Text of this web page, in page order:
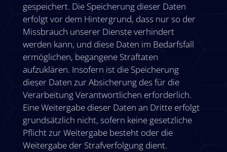
gespeichert. Die Speicherung dieser Daten
erfolgt vor dem Hintergrund, dass nur so der
Missbrauch unserer Dienste verhindert
werden kann, und diese Daten im Bedarfsfall
ermöglichen, begangene Straftaten
aufzuklären. Insofern ist die Speicherung
dieser Daten zur Absicherung des für die
Verarbeitung Verantwortlichen erforderlich.
Eine Weitergabe dieser Daten an Dritte erfolgt
grundsätzlich nicht, sofern keine gesetzliche
Pflicht zur Weitergabe besteht oder die
Weitergabe der Strafverfolgung dient.